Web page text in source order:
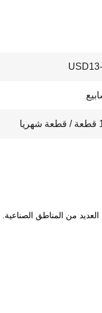
من المناطق الصناعية.